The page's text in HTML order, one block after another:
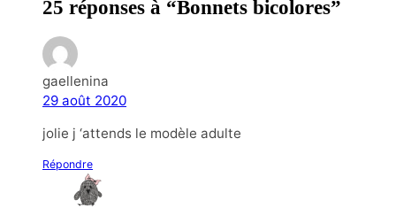
25 réponses à “Bonnets bicolores”
gaellenina
29 août 2020
jolie j ‘attends le modèle adulte
Répondre